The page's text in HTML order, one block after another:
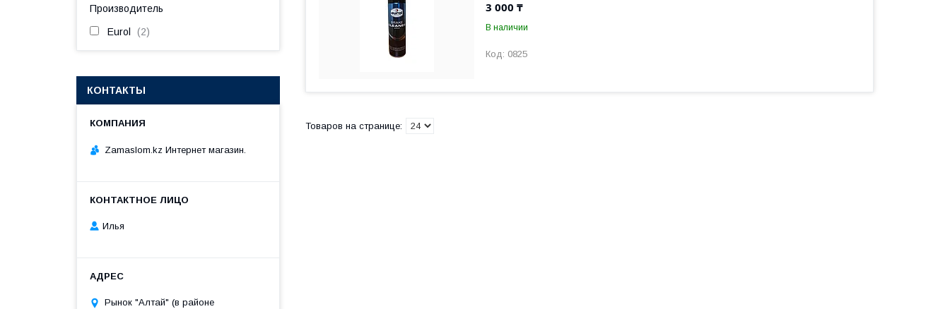
3 000 ₸
В наличии
0825
Производитель
Eurol 2
КОНТАКТЫ
Zamaslom.kz Интернет магазин.
Илья
Рынок "Алтай" (в районе